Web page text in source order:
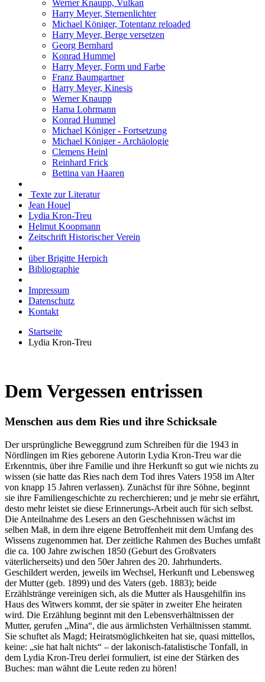
Werner Knaupp, Vulkan
Harry Meyer, Sternenlichter
Michael Königer, Totentanz reloaded
Harry Meyer, Berge versetzen
Georg Bernhard
Konrad Hummel
Harry Meyer, Form und Farbe
Franz Baumgartner
Harry Meyer, Kinesis
Werner Knaupp
Hama Lohrmann
Konrad Hummel
Michael Königer - Fortsetzung
Michael Königer - Archäologie
Clemens Heinl
Reinhard Frick
Bettina van Haaren
Texte zur Literatur
Jean Houel
Lydia Kron-Treu
Helmut Koopmann
Zeitschrift Historischer Verein
über Brigitte Herpich
Bibliographie
Impressum
Datenschutz
Kontakt
Startseite
Lydia Kron-Treu
Dem Vergessen entrissen
Menschen aus dem Ries und ihre Schicksale
Der ursprüngliche Beweggrund zum Schreiben für die 1943 in
Nördlingen im Ries geborene Autorin Lydia Kron-Treu war die
Erkenntnis, über ihre Familie und ihre Herkunft so gut wie nichts zu
wissen (sie hatte das Ries nach dem Tod ihres Vaters 1958 im Alter
von knapp 15 Jahren verlassen). Zunächst für ihre Söhne, beginnt
sie ihre Familiengeschichte zu recherchieren; und je mehr sie erfährt,
desto mehr leistet sie diese Erinnerungs-Arbeit auch für sich selbst.
Die Anteilnahme des Lesers an den Geschehnissen wächst im
selben Maß, in dem ihre eigene Betroffenheit mit dem Umfang des
Wissens zugenommen hat. Der zeitliche Rahmen des Buches umfaßt
die ca. 100 Jahre zwischen 1850 (Geburt des Großvaters
väterlicherseits) und den 50er Jahren des 20. Jahrhunderts.
Geschildert werden, jeweils im Wechsel, Herkunft und Lebensweg
der Mutter (geb. 1899) und des Vaters (geb. 1883); beide
Erzählstränge vereinigen sich, als die Mutter als Hausgehilfin ins
Haus des Witwers kommt, der sie später in zweiter Ehe heiraten
wird. Die Erzählung beginnt mit den Lebensverhältnissen der
Mutter, gerufen „Mina“, die aus ärmlichsten Verhältnissen stammt.
Sie schuftet als Magd; Heiratsmöglichkeiten hat sie, quasi mittellos,
keine: „sie hat halt nichts“ – der lakonisch-fatalistische Tonfall, in
dem Lydia Kron-Treu derlei formuliert, ist eine der Stärken des
Buches: man wähnt die Leute reden zu hören!